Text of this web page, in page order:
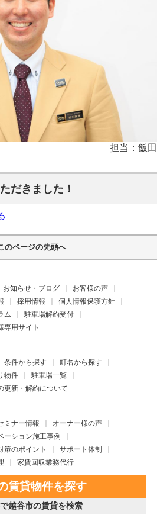
担当：飯田
だきました！
のページの先頭へ
お知らせ・ブログ
お客様の声
採用情報
個人情報保護方針
ム
駐車場解約受付
専用サイト
条件から探す
町名から探す
物件
駐車場一覧
更新・解約について
ミナー情報
オーナー様の声
ーション施工事例
策のポイント
サポート体制
家賃回収業務代行
賃貸物件を探す
越谷市の賃貸を検索